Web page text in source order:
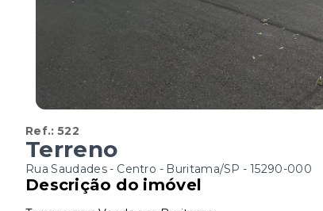
Ref.:522
Terreno
Rua Saudades - Centro - Buritama/SP - 15290-000
Descrição do imóvel